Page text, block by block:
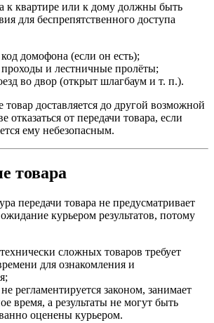
к квартире или к дому должны быть
для беспрепятственного доступа
домофона (если он есть);
и лестничные пролёты;
во двор (открыт шлагбаум и т. п.).
доставляется до другой возможной
отказаться от передачи товара, если
ему небезопасным.
товара
передачи товара не предусматривает
курьером результатов, потому
сложных товаров требует
для ознакомления и
регламентируется законом, занимает
время, а результаты не могут быть
оценены курьером.